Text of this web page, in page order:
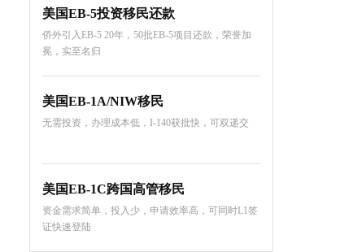
美国EB-5投资移民还款
侨外引入EB-5 20年，50批EB-5项目还款，荣誉加
冕，实至名归
美国EB-1A/NIW移民
无需投资，办理成本低，I-140获批快，可双递交
美国EB-1C跨国高管移民
资金需求简单，投入少，申请效率高，可同时L1签
证快速登陆